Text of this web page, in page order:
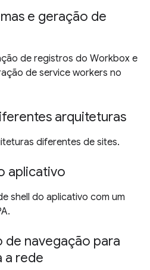
e geração de
de registros do Workbox e
de service workers no
arquiteturas
diferentes de sites.
aplicativo
shell do aplicativo com um
navegação para
a rede